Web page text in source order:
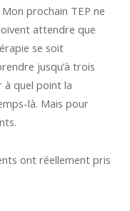
prochain TEP ne
attendre que
se soit
jusqu’à trois
à quel point la
là. Mais pour
ont réellement pris